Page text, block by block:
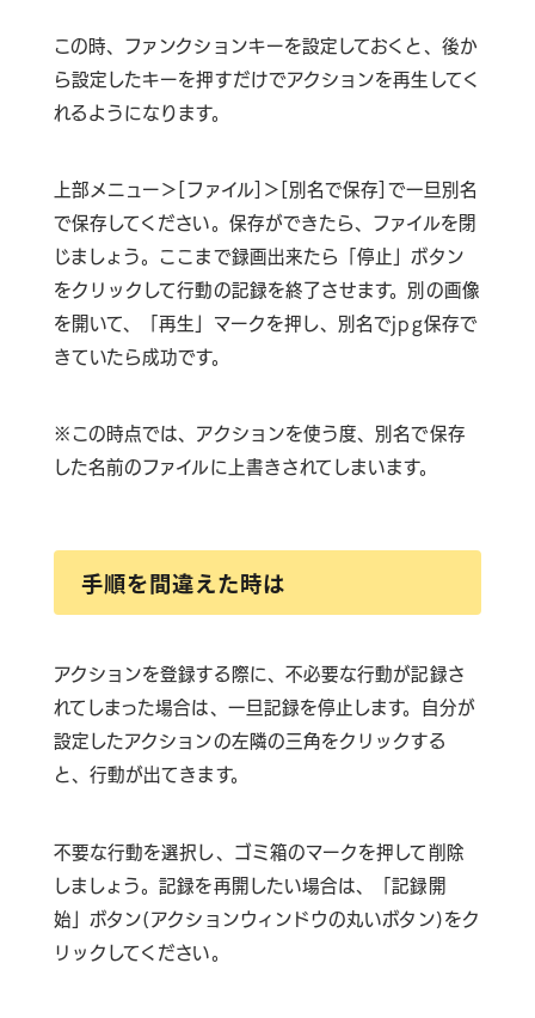
この時、ファンクションキーを設定しておくと、後か
ら設定したキーを押すだけでアクションを再生してく
れるようになります。
上部メニュー＞[ファイル]＞[別名で保存]で一旦別名
で保存してください。保存ができたら、ファイルを閉
じましょう。ここまで録画出来たら「停止」ボタン
をクリックして行動の記録を終了させます。別の画像
を開いて、「再生」マークを押し、別名でjpg保存で
きていたら成功です。
※この時点では、アクションを使う度、別名で保存
した名前のファイルに上書きされてしまいます。
手順を間違えた時は
アクションを登録する際に、不必要な行動が記録さ
れてしまった場合は、一旦記録を停止します。自分が
設定したアクションの左隣の三角をクリックする
と、行動が出てきます。
不要な行動を選択し、ゴミ箱のマークを押して削除
しましょう。記録を再開したい場合は、「記録開
始」ボタン(アクションウィンドウの丸いボタン)をク
リックしてください。